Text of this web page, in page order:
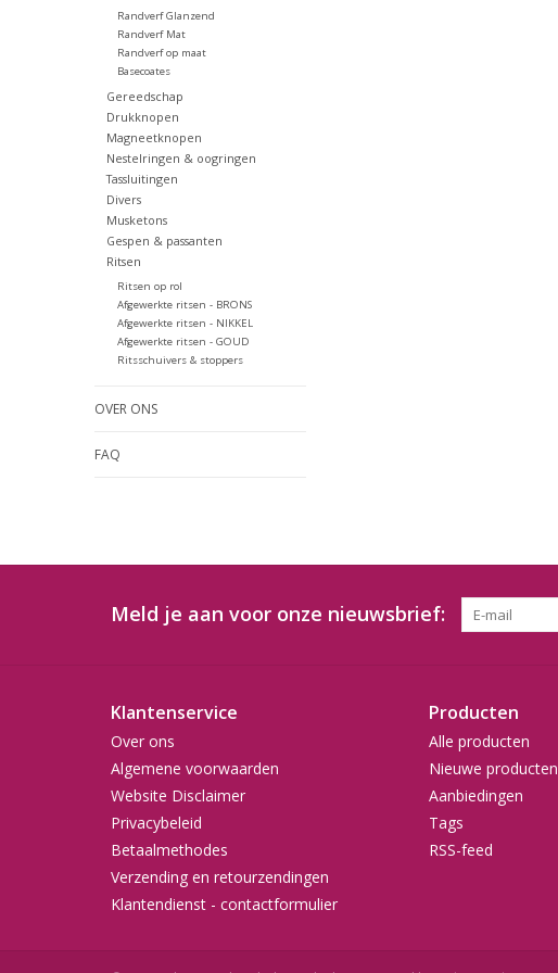
Randverf Glanzend
Randverf Mat
Randverf op maat
Basecoates
Gereedschap
Drukknopen
Magneetknopen
Nestelringen & oogringen
Tassluitingen
Divers
Musketons
Gespen & passanten
Ritsen
Ritsen op rol
Afgewerkte ritsen - BRONS
Afgewerkte ritsen - NIKKEL
Afgewerkte ritsen - GOUD
Ritsschuivers & stoppers
OVER ONS
FAQ
Meld je aan voor onze nieuwsbrief:
Klantenservice
Over ons
Algemene voorwaarden
Website Disclaimer
Privacybeleid
Betaalmethodes
Verzending en retourzendingen
Klantendienst - contactformulier
Producten
Alle producten
Nieuwe producten
Aanbiedingen
Tags
RSS-feed